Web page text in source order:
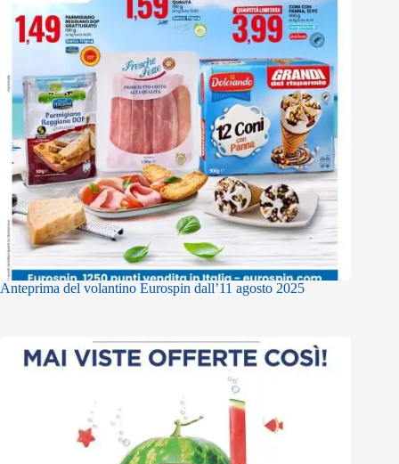
Anteprima del volantino Eurospin dall’11 agosto 2025